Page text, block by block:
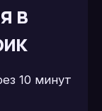
в
10 минут